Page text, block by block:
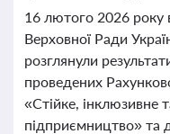
16 лютого 2026 року
Верховної Ради
розглянули
проведених
«Стійке, інклюзивне
підприємництво» та